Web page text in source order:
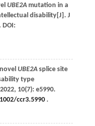
UBE2Amutation in a
disability[J]. J
DOI:
UBE2Asplice site
type
2022, 10(7): e5990.
ccr3.5990.